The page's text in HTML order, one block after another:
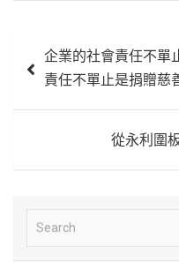
章 企業的社會責任不單
責任不單止是捐贈慈
從永利圍
e